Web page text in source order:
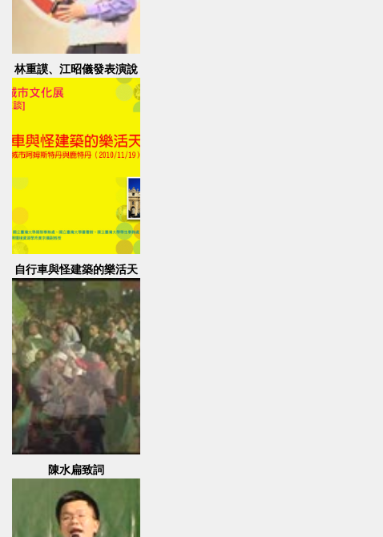
林重謨、江昭儀發表演說
自行車與怪建築的樂活天
堂
陳水扁致詞